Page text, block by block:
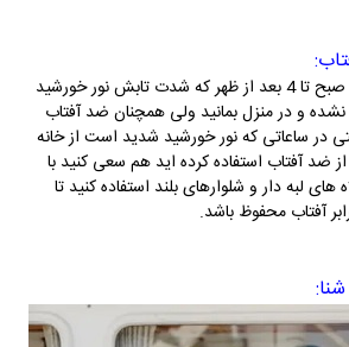
سعی کنید بین ساعات 10 صبح تا 4 بعد از ظهر که شدت تابش نور خورشید
و در منزل بمانید ولی همچنان ضد آفتاب
در ساعاتی که نور خورشید شدید است از خانه
ضد آفتاب استفاده کرده اید هم سعی کنید با
لبه دار و شلوارهای بلند استفاده کنید تا
آفتاب محفوظ باشد.